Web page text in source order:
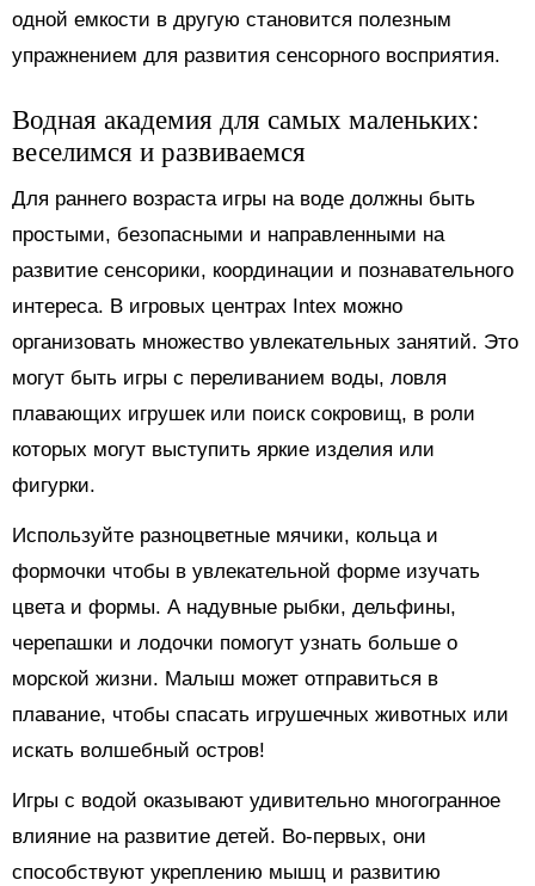
одной емкости в другую становится полезным
упражнением для развития сенсорного восприятия.
Водная академия для самых маленьких:
веселимся и развиваемся
Для раннего возраста игры на воде должны быть
простыми, безопасными и направленными на
развитие сенсорики, координации и познавательного
интереса. В игровых центрах Intex можно
организовать множество увлекательных занятий. Это
могут быть игры с переливанием воды, ловля
плавающих игрушек или поиск сокровищ, в роли
которых могут выступить яркие изделия или
фигурки.
Используйте разноцветные мячики, кольца и
формочки чтобы в увлекательной форме изучать
цвета и формы. А надувные рыбки, дельфины,
черепашки и лодочки помогут узнать больше о
морской жизни. Малыш может отправиться в
плавание, чтобы спасать игрушечных животных или
искать волшебный остров!
Игры с водой оказывают удивительно многогранное
влияние на развитие детей. Во-первых, они
способствуют укреплению мышц и развитию